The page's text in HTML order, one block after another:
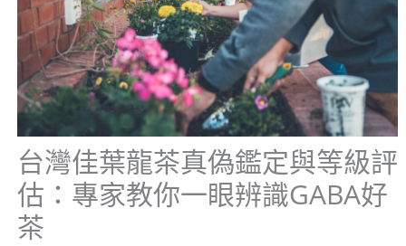
台灣佳葉龍茶真偽鑑定與等級評
估：專家教你一眼辨識GABA好
茶